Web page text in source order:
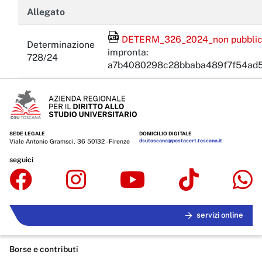
Allegato
Determinazione
728/24
File Acrobat Reader
DETERM_326_2024_non
impronta:
SEDE LEGALE
Viale Antonio Gramsci, 36 50132 - Firenze
DOMICILIO DIGITALE
dsutoscana@postacert.toscana.it
seguici
servizi online
Borse e contributi